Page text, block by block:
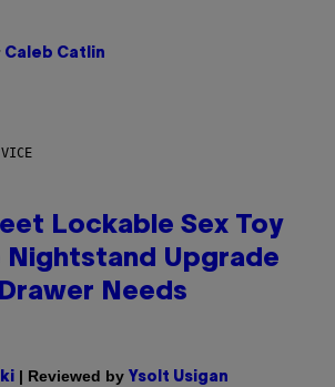
Caleb Catlin
Lockable Sex Toy
Nightstand Upgrade
Needs
| Reviewed by Ysolt Usigan